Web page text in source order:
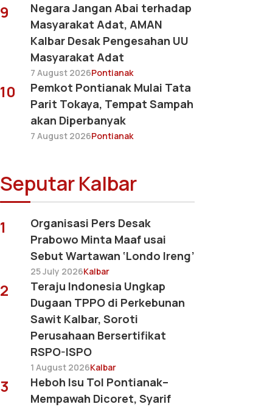
9
Negara Jangan Abai terhadap
Masyarakat Adat, AMAN
Kalbar Desak Pengesahan UU
Masyarakat Adat
7 August 2026Pontianak
10
Pemkot Pontianak Mulai Tata
Parit Tokaya, Tempat Sampah
akan Diperbanyak
7 August 2026Pontianak
Seputar Kalbar
1
Organisasi Pers Desak
Prabowo Minta Maaf usai
Sebut Wartawan ‘Londo Ireng’
25 July 2026Kalbar
2
Teraju Indonesia Ungkap
Dugaan TPPO di Perkebunan
Sawit Kalbar, Soroti
Perusahaan Bersertifikat
RSPO-ISPO
1 August 2026Kalbar
3
Heboh Isu Tol Pontianak–
Mempawah Dicoret, Syarif